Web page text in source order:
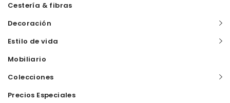
Cestería & fibras
Decoración
Estilo de vida
Mobiliario
Colecciones
Precios Especiales